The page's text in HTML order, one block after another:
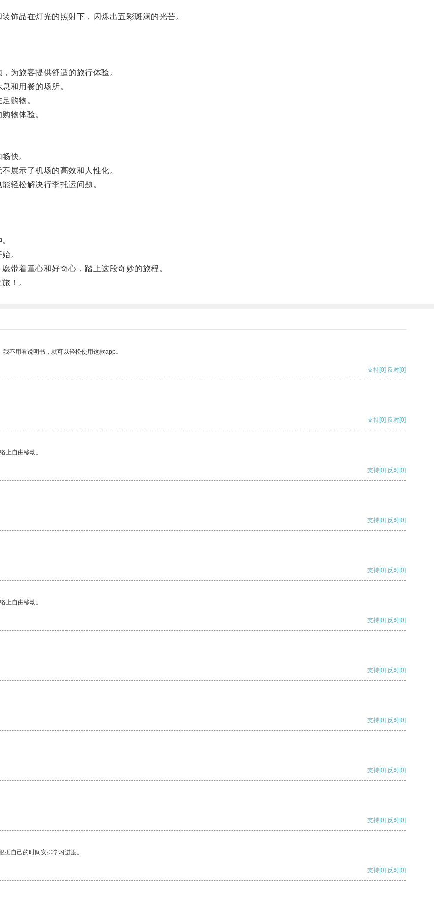
品在灯光的照射下，闪烁出五彩斑斓的光芒。
旅客提供舒适的旅行体验。
和用餐的场所。
购物。
物体验。
快。
示了机场的高效和人性化。
轻松解决行李托运问题。
。
着童心和好奇心，踏上这段奇妙的旅程。
！。
不用看说明书，就可以轻松使用这款app。
支持[0] 反对[0]
支持[0] 反对[0]
上自由移动。
支持[0] 反对[0]
支持[0] 反对[0]
支持[0] 反对[0]
上自由移动。
支持[0] 反对[0]
支持[0] 反对[0]
支持[0] 反对[0]
支持[0] 反对[0]
支持[0] 反对[0]
自己的时间安排学习进度。
支持[0] 反对[0]